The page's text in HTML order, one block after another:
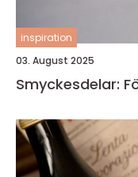
inspiration
03. August 2025
Smyckesdelar: